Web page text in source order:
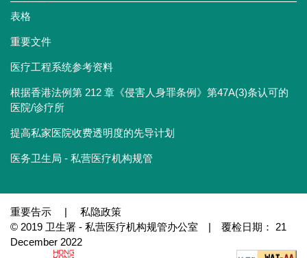
表格
重要文件
医疗工程系统参考资料
根据香港法例第 212 章《侵害人身罪条例》第47A(3)条认可的
医院/诊疗所
提高私家医院收费透明度的先导计划
医务卫生局 - 私营医疗机构规管
重要告示 | 私隐政策
© 2019 卫生署 - 私营医疗机构规管办公室 | 覆检日期： 21
December 2022